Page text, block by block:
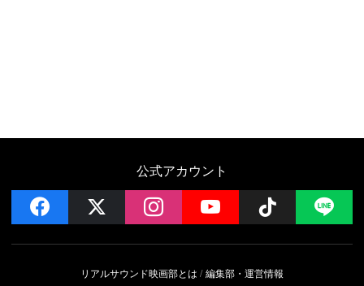
公式アカウント
facebook instagramYouTube Follow
リアルサウンド映画部とは 編集部・運営情報